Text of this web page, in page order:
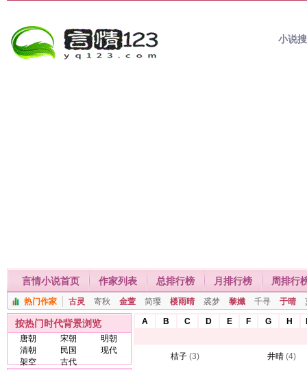
小说
言情小说首页 作家列表 总排行榜 月排行榜 周排行
热门作家 古灵 寄秋 金萱 简璎 楼雨晴 裘梦 黎孅 千寻 于晴
按热门时代背景浏览
唐朝 宋朝
明朝
清朝
民国
现代
架空
古代
A B C D E F G H
桔子 (3) 井晴 (4)